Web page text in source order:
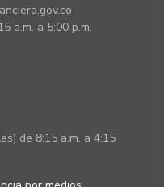
a.m. a 5:00 p.m.
de 8:15 a.m. a 4:15